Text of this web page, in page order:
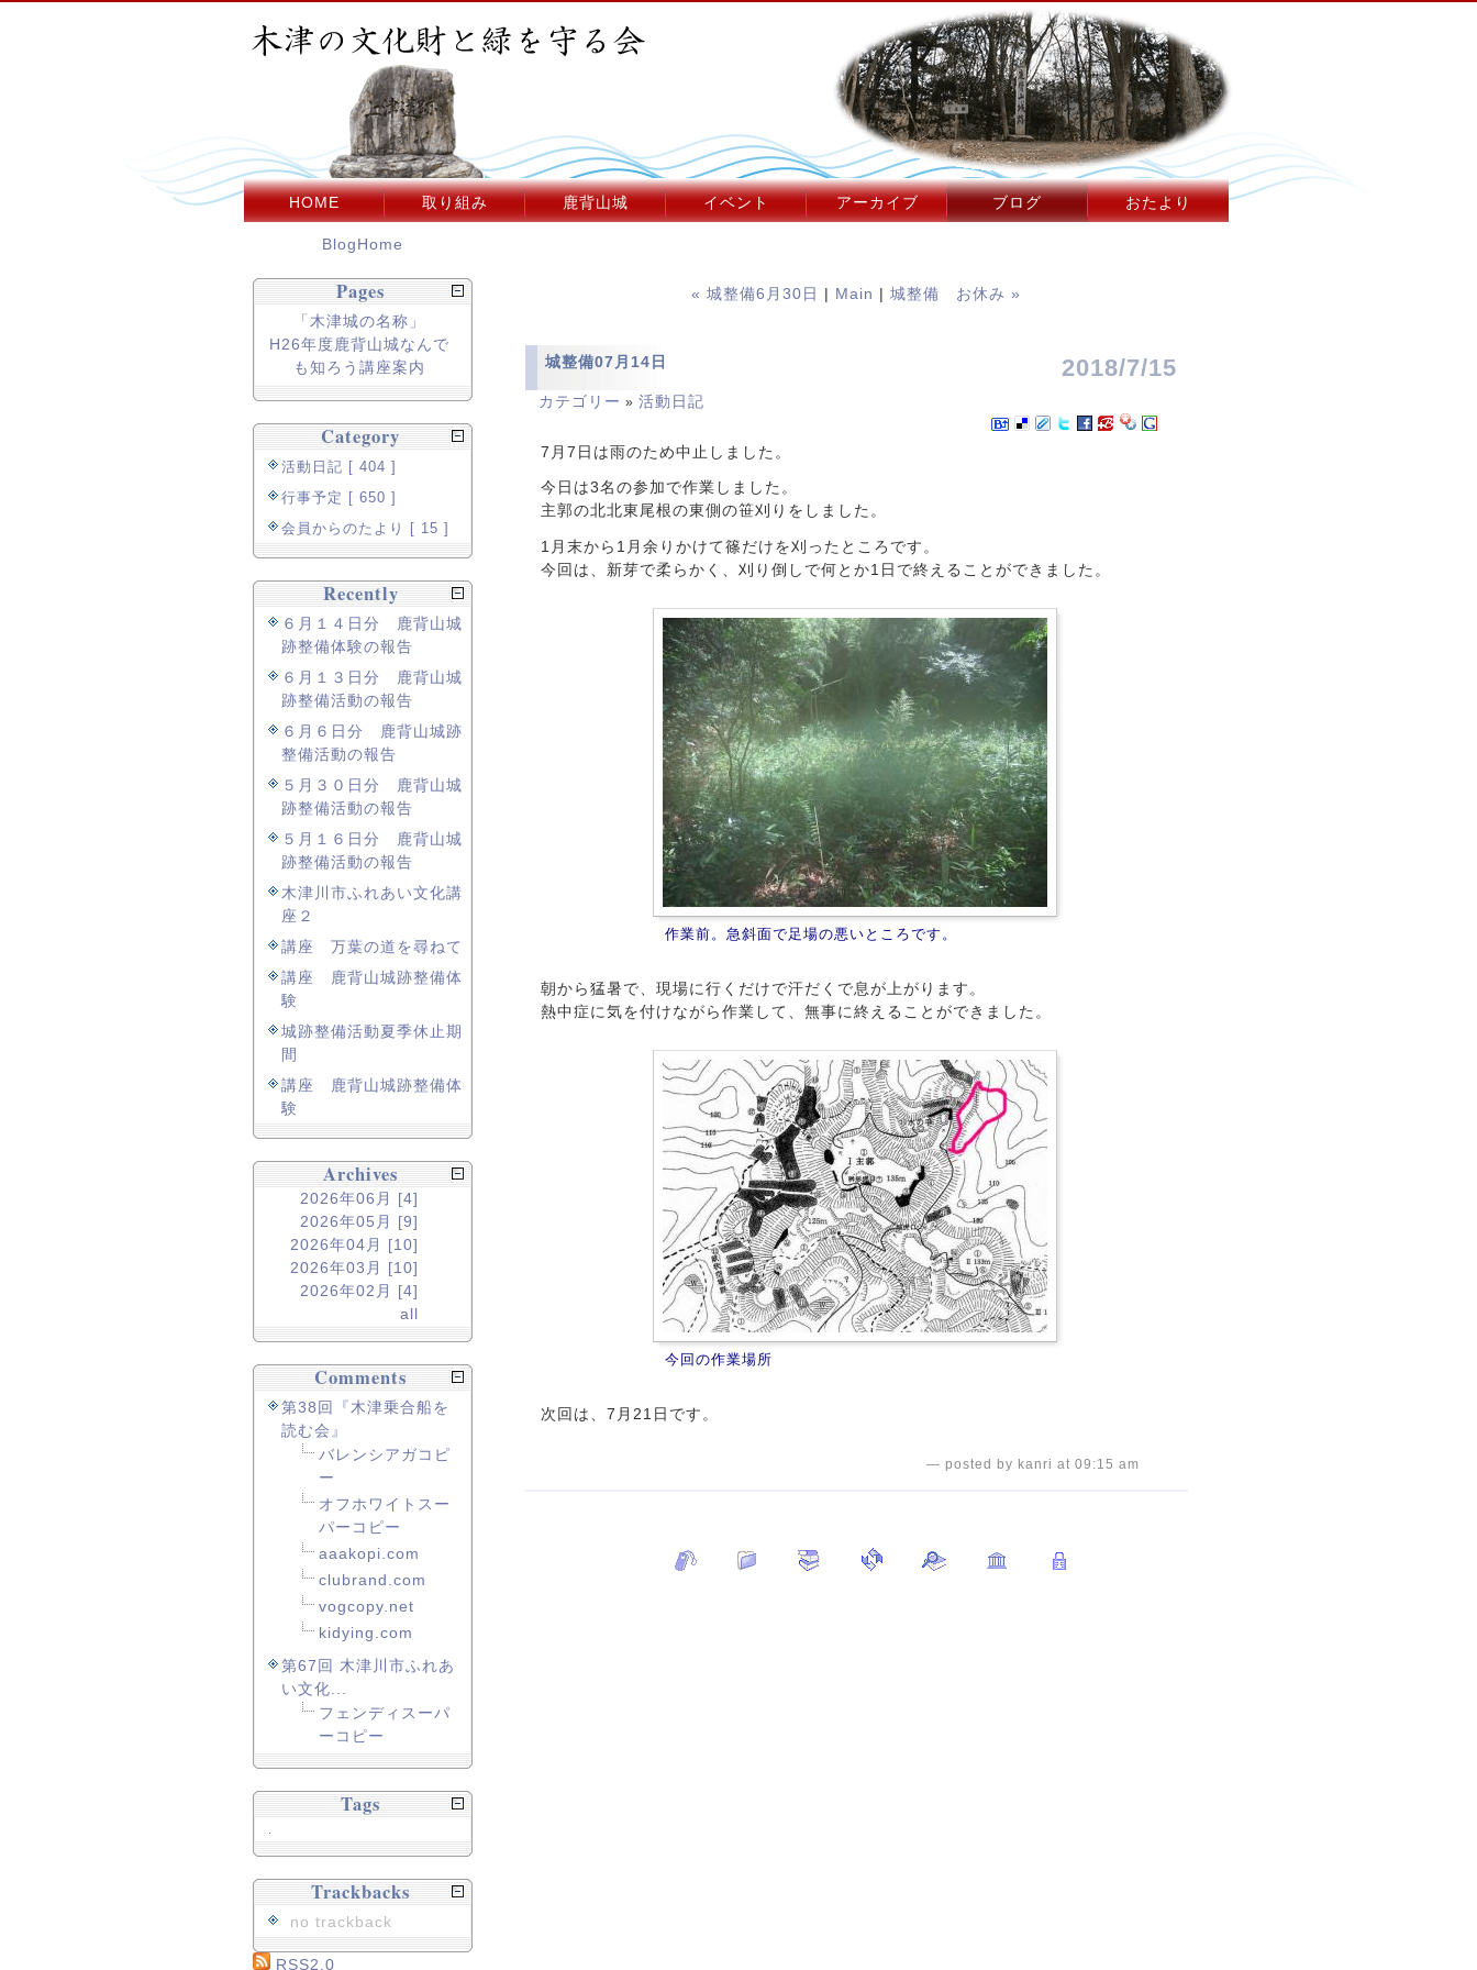
HOME 取り組み 鹿背山城 イベント アーカイブ ブログ おたより
« 城整備6月30日 | Main | 城整備 お休み »
城整備07月14日 2018/7/15
カテゴリー » 活動日記
7月7日は雨のため中止しました。
今日は3名の参加で作業しました。
主郭の北北東尾根の東側の笹刈りをしました。
1月末から1月余りかけて篠だけを刈ったところです。
今回は、新芽で柔らかく、刈り倒しで何とか1日で終えることができました。
作業前。急斜面で足場の悪いところです。
朝から猛暑で、現場に行くだけで汗だくで息が上がります。
熱中症に気を付けながら作業して、無事に終えることができました。
今回の作業場所
次回は、7月21日です。
— posted by kanri at 09:15 am
BlogHome
Pages
「木津城の名称」
H26年度鹿背山城なんで
も知ろう講座案内
Category
活動日記 [ 404 ]
行事予定 [ 650 ]
会員からのたより [ 15 ]
Recently
６月１４日分 鹿背山城
跡整備体験の報告
６月１３日分 鹿背山城
跡整備活動の報告
６月６日分 鹿背山城跡
整備活動の報告
５月３０日分 鹿背山城
跡整備活動の報告
５月１６日分 鹿背山城
跡整備活動の報告
木津川市ふれあい文化講
座２
講座 万葉の道を尋ねて
講座 鹿背山城跡整備体
験
城跡整備活動夏季休止期
間
講座 鹿背山城跡整備体
験
Archives
2026年06月 [4]
2026年05月 [9]
2026年04月 [10]
2026年03月 [10]
2026年02月 [4]
all
Comments
第38回『木津乗合船を
読む会』
バレンシアガコピ
ー
オフホワイトスー
パーコピー
aaakopi.com
clubrand.com
vogcopy.net
kidying.com
第67回 木津川市ふれあ
い文化...
フェンディスーパ
ーコピー
Tags
Trackbacks
no trackback
RSS2.0